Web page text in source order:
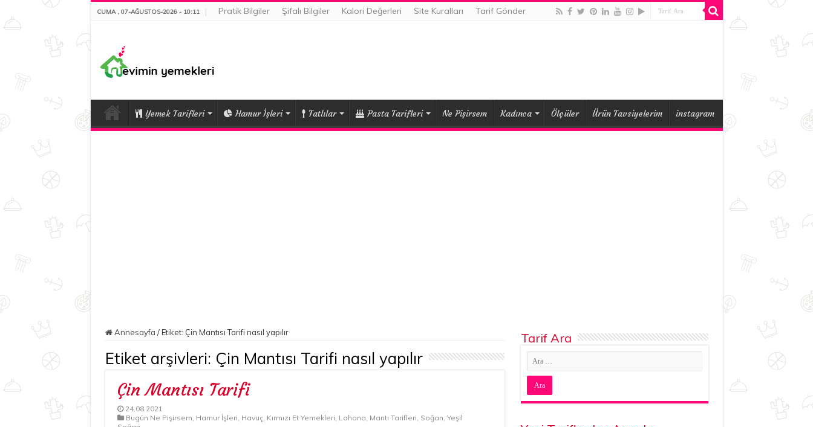
CUMA , 07-AĞUSTOS-2026 - 10:11 Pratik Bilgiler Şifalı Bilgiler Kalori Değerleri Site Kuralları Tarif Gönder
Yemek Tarifleri Hamur İşleri Tatlılar Pasta Tarifleri Ne Pişirsem Kadınca Ölçüler Ürün Tavsiyelerim instagram
Annesayfa / Etiket: Çin Mantısı Tarifi nasıl yapılır
Etiket arşivleri: Çin Mantısı Tarifi nasıl yapılır
Çin Mantısı Tarifi
24.08.2021
Bugün Ne Pişirsem, Hamur İşleri, Havuç, Kırmızı Et Yemekleri, Lahana, Mantı Tarifleri, Soğan, Yeşil
Tarif Ara